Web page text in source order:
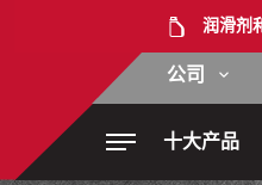
润滑剂
公司
十大产品